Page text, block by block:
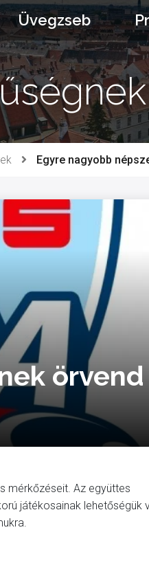
Üvegzseb
Egyre nagyobb
örvend
mérkőzéseit. Az együttes
játékosainak lehetőségük